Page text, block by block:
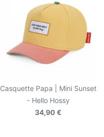
Casquette Papa | Mini Sunset
- Hello Hossy
34,90 €